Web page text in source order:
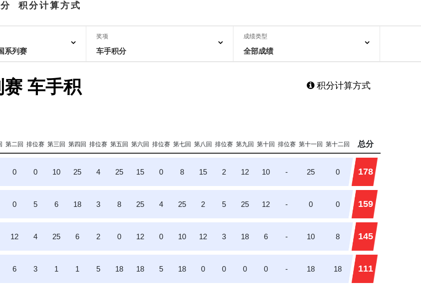
积分计算方式
系列赛
奖项
车手积分
成绩类型
全部成绩
车手积
积分计算方式
第二回 排位赛 第三回 第四回 排位赛 第五回 第六回 排位赛 第七回 第八回 排位赛 第九回 第十回 排位赛 第十一回 第十二回 总分
0 0 10 25 4 25 15 0 8 15 2 12 10 - 25 0 178
0 5 6 18 3 8 25 4 25 2 5 25 12 - 0 0 159
12 4 25 6 2 0 12 0 10 12 3 18 6 - 10 8 145
6 3 1 1 5 18 18 5 18 0 0 0 0 - 18 18 111